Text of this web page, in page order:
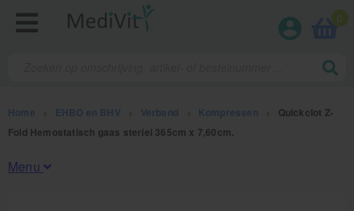
0
Home EHBO en BHV Verband Kompressen
Quickclot Z-
Fold Hemostatisch gaas steriel 365cm x 7,60cm.
Menu